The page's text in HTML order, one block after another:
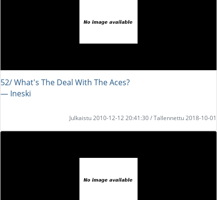
52/ What's The Deal With The Aces?
― Ineski
Julkaistu 2010-12-12 20:41:30 / Tallennettu 2018-10-01